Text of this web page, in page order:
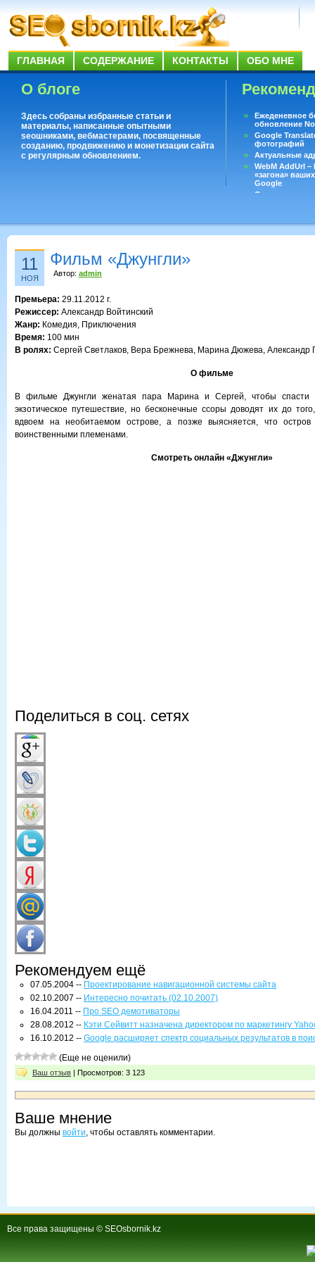
ГЛАВНАЯ СОДЕРЖАНИЕ КОНТАКТЫ ОБО МНЕ
О блоге
Здесь собраны избранные статьи и
материалы, написанные опытными
seoшниками, вебмастерами, посвященные
созданию, продвижению и монетизации сайта
с регулярным обновлением.
Ежеденевное
обновление
Google
фотографий
Актуальные
WebM AddUrl
«загона»
Google
Существует
11
НОЯ
Фильм «Джунгли»
Автор: admin
Премьера: 29.11.2012 г.
Режиссер: Александр Войтинский
Жанр: Комедия, Приключения
Время: 100 мин
В ролях: Сергей Светлаков, Вера Брежнева, Марина Дюжева, Александр
О фильме
В фильме Джунгли женатая пара Марина и Сергей, чтобы спасти
экзотическое путешествие, но бесконечные ссоры доводят их до
вдвоем на необитаемом острове, а позже выясняется, что остров
воинственными племенами.
Смотреть онлайн «Джунгли»
Поделиться в соц. сетях
Рекомендуем ещё
07.05.2004 -- Проектирование навигационной системы сайта
02.10.2007 -- Интересно почитать (02.10.2007)
16.04.2011 -- Про SEO демотиваторы
28.08.2012 -- Кэти Сейвитт назначена директором по маркетингу
16.10.2012 -- Google расширяет спектр социальных результатов в
(Еще не оценили)
Ваш отзыв | Просмотров: 3 123
Ваше мнение
Вы должны войти, чтобы оставлять комментарии.
Все права защищены © SEOsbornik.kz